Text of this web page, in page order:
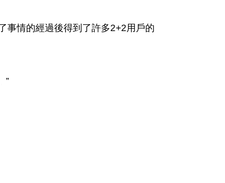
事情的經過後得到了許多2+2用戶的
”